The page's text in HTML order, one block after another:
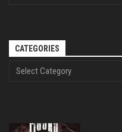
CATEGORIES